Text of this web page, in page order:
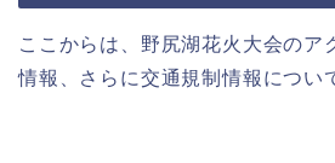
ここからは、野尻湖花火大会のア
情報、さらに交通規制情報につい